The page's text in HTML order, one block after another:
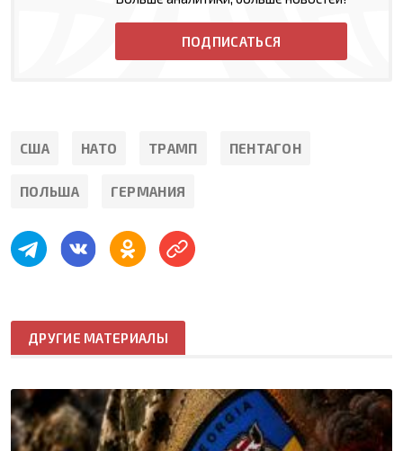
ПОДПИСАТЬСЯ
США НАТО ТРАМП ПЕНТАГОН
ПОЛЬША ГЕРМАНИЯ
ДРУГИЕ МАТЕРИАЛЫ